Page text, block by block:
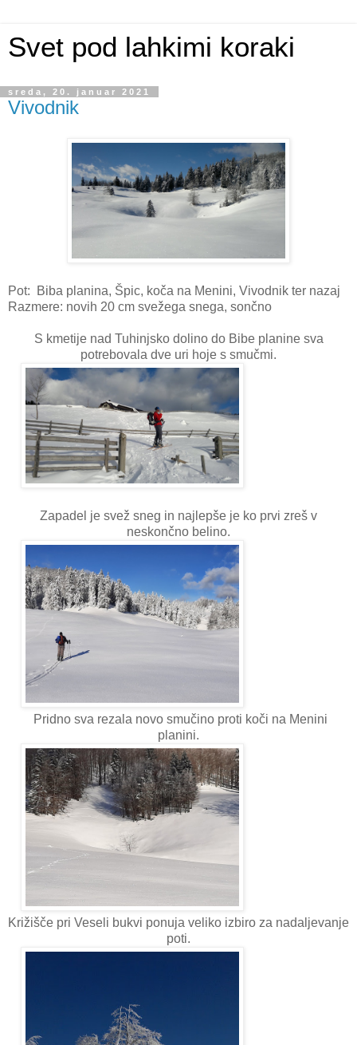
Svet pod lahkimi koraki
sreda, 20. januar 2021
Vivodnik
Pot: Biba planina, Špic, koča na Menini, Vivodnik ter nazaj
Razmere: novih 20 cm svežega snega, sončno
S kmetije nad Tuhinjsko dolino do Bibe planine sva
potrebovala dve uri hoje s smučmi.
Zapadel je svež sneg in najlepše je ko prvi zreš v
neskončno belino.
Pridno sva rezala novo smučino proti koči na Menini
planini.
Križišče pri Veseli bukvi ponuja veliko izbiro za nadaljevanje
poti.